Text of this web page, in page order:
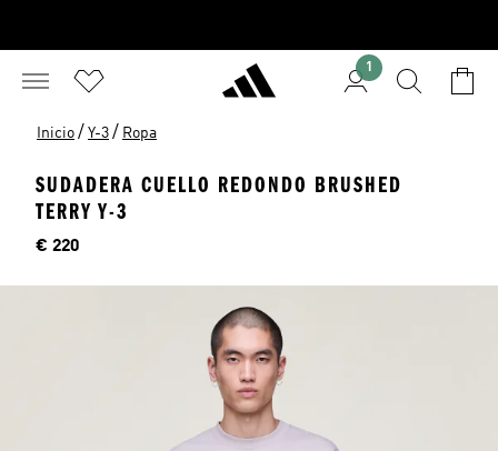
1
Inicio / Y-3 / Ropa
SUDADERA CUELLO REDONDO BRUSHED
TERRY Y-3
Precio
€ 220